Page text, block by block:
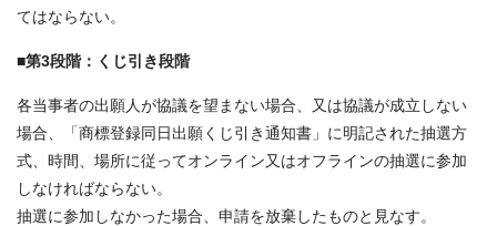
てはならない。
■第3段階：くじ引き段階
各当事者の出願人が協議を望まない場合、又は協議が成立しない
場合、「商標登録同日出願くじ引き通知書」に明記された抽選方
式、時間、場所に従ってオンライン又はオフラインの抽選に参加
しなければならない。
抽選に参加しなかった場合、申請を放棄したものと見なす。